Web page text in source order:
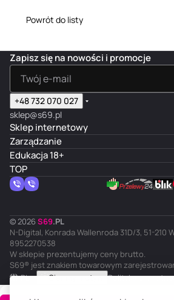
Powrót do listy
Zapisz się na nowości i promocje
+48 732 070 027
sklep@s69.pl
Sklep internetowy
Zarządzanie
Edukacja 18+
TOP
© 2026 S69.PL
N-Digital, Konrada Wallenroda 31D/3, 51-210
8952270538
W sklepie prezentujemy ceny brutto.
S69® jest znakiem towarowym
PL
Ciemny motyw Polityka